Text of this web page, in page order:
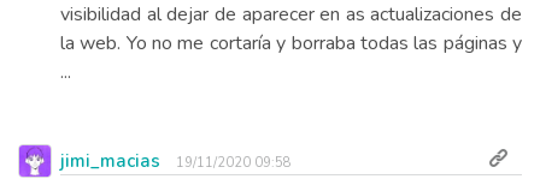
visibilidad al dejar de aparecer en as actualizaciones de
la web. Yo no me cortaría y borraba todas las páginas y
...
jimi_macias 19/11/2020 09:58